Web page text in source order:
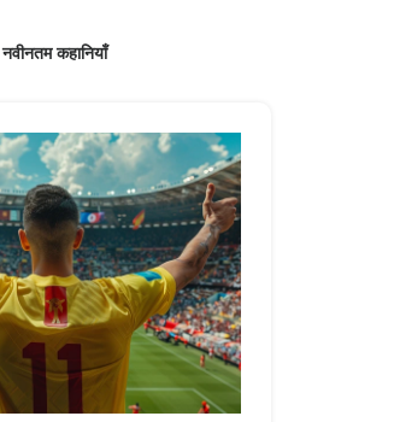
नवीनतम कहानियाँ